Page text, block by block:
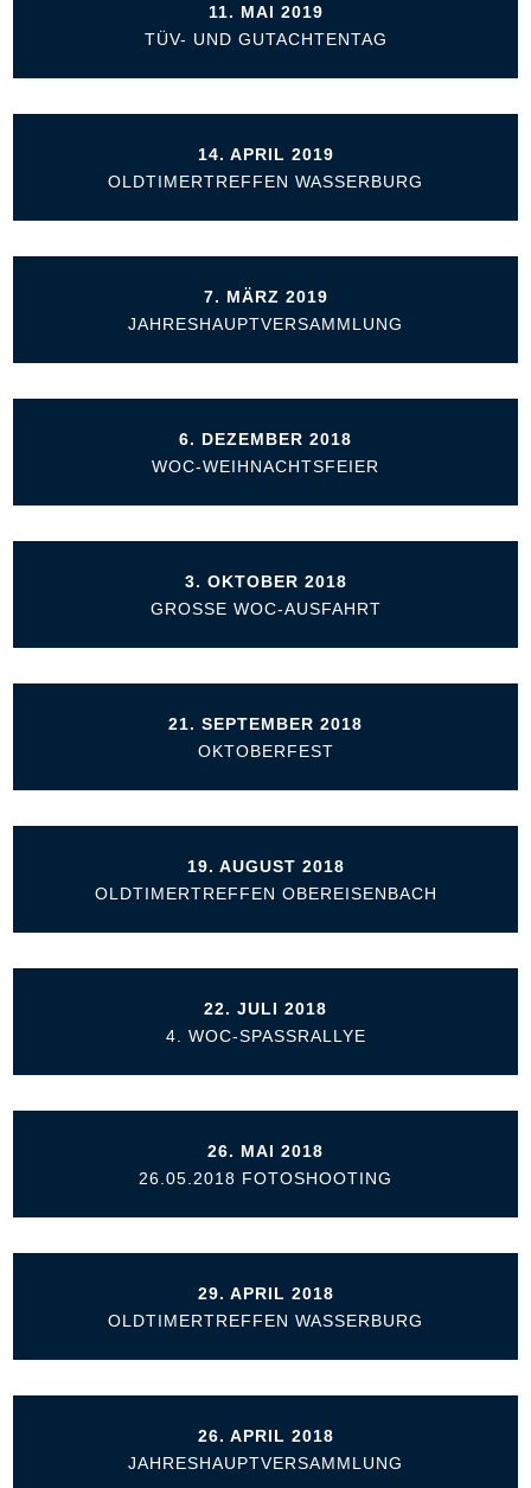
11. MAI 2019
TÜV- UND GUTACHTENTAG
14. APRIL 2019
OLDTIMERTREFFEN WASSERBURG
7. MÄRZ 2019
JAHRESHAUPTVERSAMMLUNG
6. DEZEMBER 2018
WOC-WEIHNACHTSFEIER
3. OKTOBER 2018
GROSSE WOC-AUSFAHRT
21. SEPTEMBER 2018
OKTOBERFEST
19. AUGUST 2018
OLDTIMERTREFFEN OBEREISENBACH
22. JULI 2018
4. WOC-SPASSRALLYE
26. MAI 2018
26.05.2018 FOTOSHOOTING
29. APRIL 2018
OLDTIMERTREFFEN WASSERBURG
26. APRIL 2018
JAHRESHAUPTVERSAMMLUNG